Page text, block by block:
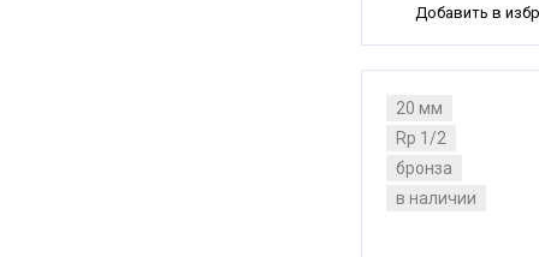
Добавить в
20 мм
Rp 1/2
бронза
в наличии